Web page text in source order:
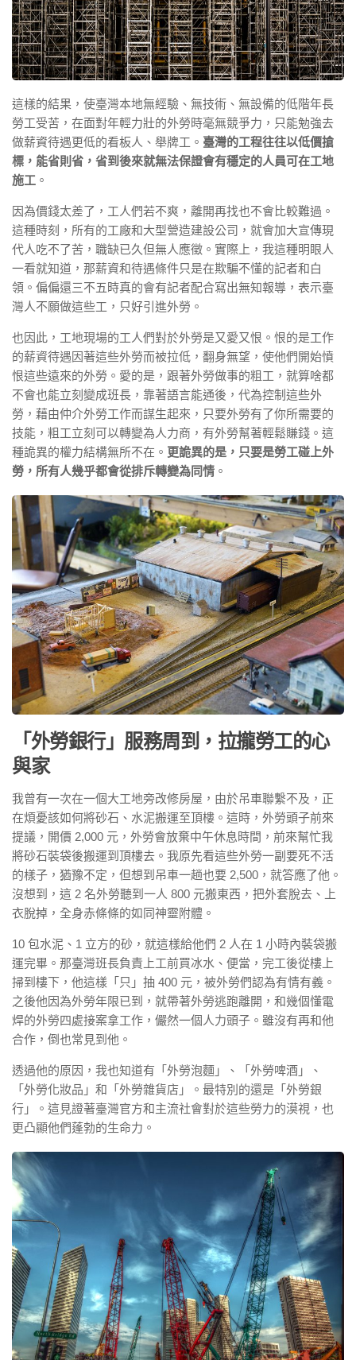
這樣的結果，使臺灣本地無經驗、無技術、無設備的低階年長
勞工受苦，在面對年輕力壯的外勞時毫無競爭力，只能勉強去
做薪資待遇更低的看板人、舉牌工。 臺灣的工程往往以低價搶
標，能省則省，省到後來就無法保證會有穩定的人員可在工地
施工 。
因為價錢太差了，工人們若不爽，離開再找也不會比較難過。
這種時刻，所有的工廠和大型營造建設公司，就會加大宣傳現
代人吃不了苦，職缺已久但無人應徵。實際上，我這種明眼人
一看就知道，那薪資和待遇條件只是在欺騙不懂的記者和白
領。偏偏還三不五時真的會有記者配合寫出無知報導，表示臺
灣人不願做這些工，只好引進外勞。
也因此，工地現場的工人們對於外勞是又愛又恨。恨的是工作
的薪資待遇因著這些外勞而被拉低，翻身無望，使他們開始憤
恨這些遠來的外勞。愛的是，跟著外勞做事的粗工，就算啥都
不會也能立刻變成班長，靠著語言能通後，代為控制這些外
勞，藉由仲介外勞工作而謀生起來，只要外勞有了你所需要的
技能，粗工立刻可以轉變為人力商，有外勞幫著輕鬆賺錢。這
種詭異的權力結構無所不在。 更詭異的是，只要是勞工碰上外
勞，所有人幾乎都會從排斥轉變為同情 。
「外勞銀行」服務周到，拉攏勞工的心
與家
我曾有一次在一個大工地旁改修房屋，由於吊車聯繫不及，正
在煩憂該如何將砂石、水泥搬運至頂樓。這時，外勞頭子前來
提議，開價 2,000 元，外勞會放棄中午休息時間，前來幫忙我
將砂石裝袋後搬運到頂樓去。我原先看這些外勞一副要死不活
的樣子，猶豫不定，但想到吊車一趟也要 2,500，就答應了他。
沒想到，這 2 名外勞聽到一人 800 元搬東西，把外套脫去、上
衣脫掉，全身赤條條的如同神靈附體。
10 包水泥、1 立方的砂，就這樣給他們 2 人在 1 小時內裝袋搬
運完畢。那臺灣班長負責上工前買冰水、便當，完工後從樓上
掃到樓下，他這樣「只」抽 400 元，被外勞們認為有情有義。
之後他因為外勞年限已到，就帶著外勞逃跑離開，和幾個懂電
焊的外勞四處接案拿工作，儼然一個人力頭子。雖沒有再和他
合作，倒也常見到他。
透過他的原因，我也知道有「外勞泡麵」、「外勞啤酒」、
「外勞化妝品」和「外勞雜貨店」。最特別的還是「外勞銀
行」。這見證著臺灣官方和主流社會對於這些勞力的漠視，也
更凸顯他們蓬勃的生命力。